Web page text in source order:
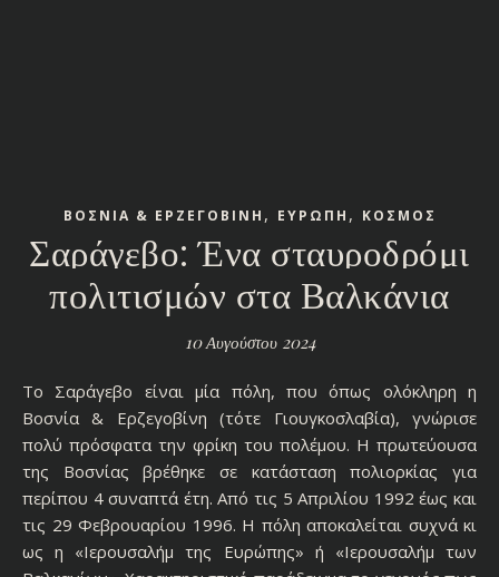
ΒΟΣΝΙΑ & ΕΡΖΕΓΟΒΙΝΗ , ΕΥΡΩΠΗ , ΚΟΣΜΟΣ
Σαράγεβο: Ένα σταυροδρόμι
πολιτισμών στα Βαλκάνια
10 Αυγούστου 2024
Το Σαράγεβο είναι μία πόλη, που όπως ολόκληρη η
Βοσνία & Ερζεγοβίνη (τότε Γιουγκοσλαβία), γνώρισε
πολύ πρόσφατα την φρίκη του πολέμου. Η πρωτεύουσα
της Βοσνίας βρέθηκε σε κατάσταση πολιορκίας για
περίπου 4 συναπτά έτη. Από τις 5 Απριλίου 1992 έως και
τις 29 Φεβρουαρίου 1996. Η πόλη αποκαλείται συχνά κι
ως η «Ιερουσαλήμ της Ευρώπης» ή «Ιερουσαλήμ των